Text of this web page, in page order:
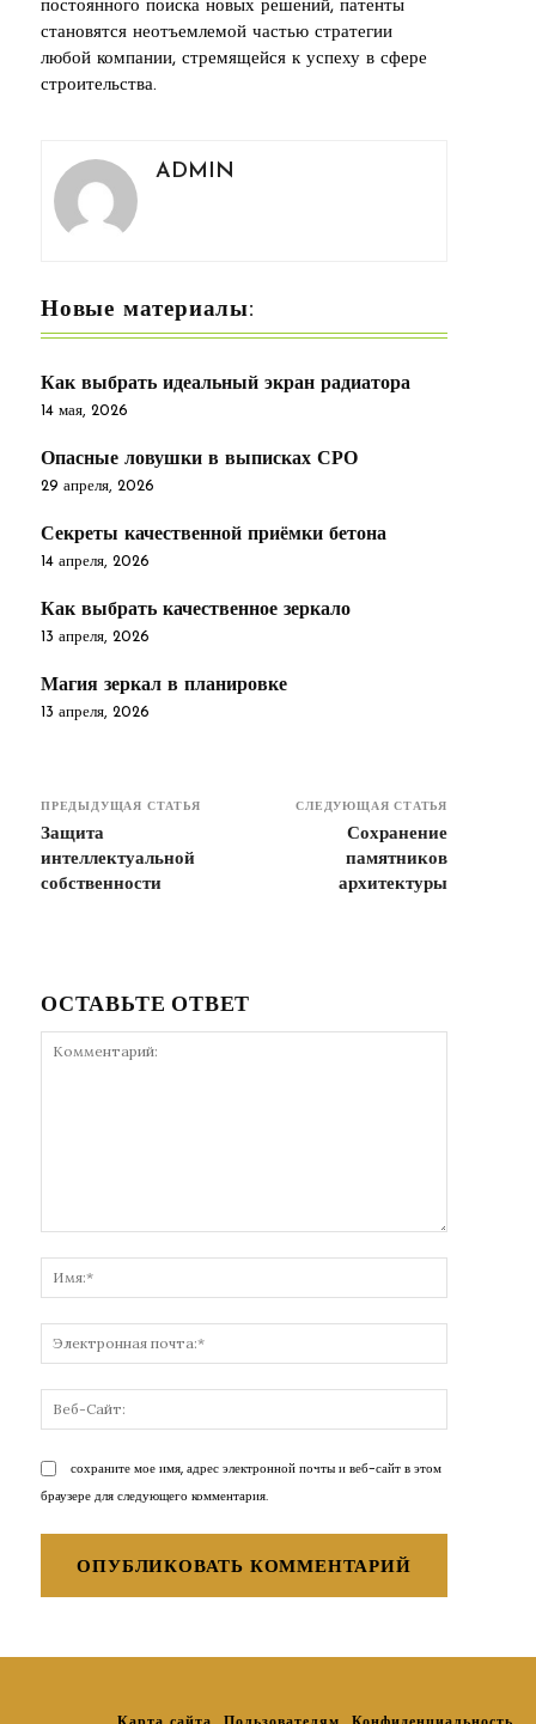
постоянного поиска новых решений, патенты
становятся неотъемлемой частью стратегии
любой компании, стремящейся к успеху в сфере
строительства.
ADMIN
Новые материалы:
Как выбрать идеальный экран радиатора
14 мая, 2026
Опасные ловушки в выписках СРО
29 апреля, 2026
Секреты качественной приёмки бетона
14 апреля, 2026
Как выбрать качественное зеркало
13 апреля, 2026
Магия зеркал в планировке
13 апреля, 2026
ПРЕДЫДУЩАЯ СТАТЬЯ
Защита
интеллектуальной
собственности
СЛЕДУЮЩАЯ СТАТЬЯ
Сохранение
памятников
архитектуры
ОСТАВЬТЕ ОТВЕТ
почта:*
Сайт:
сохраните мое имя, адрес электронной почты и веб-сайт в этом
браузере для следующего комментария.